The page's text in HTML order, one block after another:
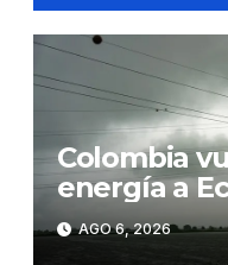
Colombia
energía a
suspender
los aranceles
AGO 6, 2026